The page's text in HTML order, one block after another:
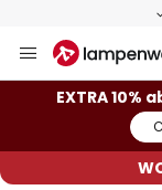
Inhalt
springen
EXTRA 10%